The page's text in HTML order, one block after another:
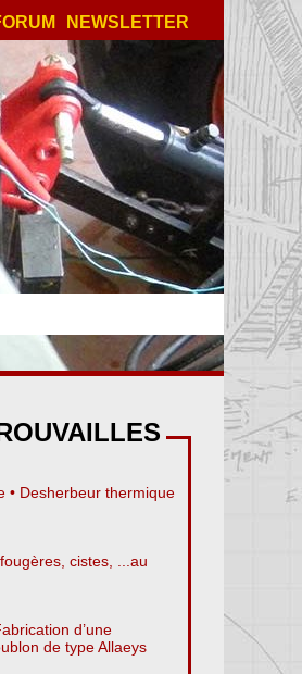
NEWSLETTER
• Desherbeur thermique
cistes, ...au
d’une
de type Allaeys